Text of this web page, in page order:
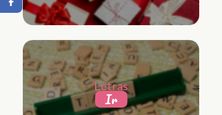
Letras
Ir